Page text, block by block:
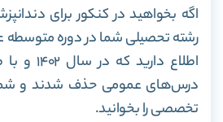
اگه بخواهید در کنکور برای
رشته تحصیلی شما در دوره‌ متوسطه
اطلاع دارید که
در سال
درس‌های عمومی حذف شدند و
تخصصی را بخوانید.